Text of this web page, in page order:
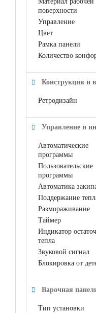
поверхности
Управление
Цвет
Рамка панели
Количество
Конструкция и
Ретродизайн
Управление и
Автоматические
программы
Пользовательские
программы
Автоматика
Поддержание
Размораживание
Таймер
Индикатор
тепла
Звуковой сигнал
Блокировка от
Варочная
Тип установки